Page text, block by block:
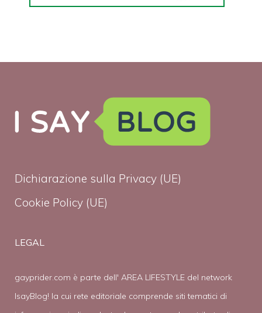
Dichiarazione sulla Privacy (UE)
Cookie Policy (UE)
LEGAL
gayprider.com è parte dell' AREA LIFESTYLE del network
IsayBlog! la cui rete editoriale comprende siti tematici di